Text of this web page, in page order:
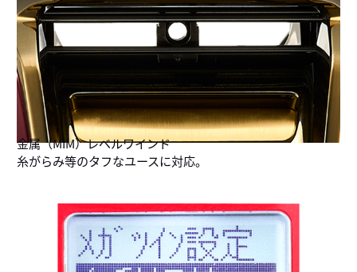
金属（MIM）レベルワインド
糸がらみ等のタフなユースに対応。